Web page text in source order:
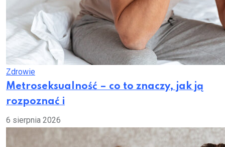
Zdrowie
Metroseksualność – co to znaczy, jak ją
rozpoznać i
6 sierpnia 2026